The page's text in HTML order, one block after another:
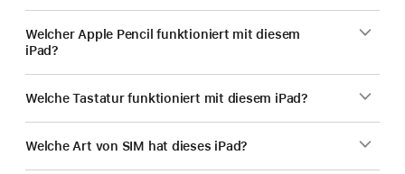
Welcher Apple Pencil funktioniert mit diesem
iPad?
Welche Tastatur funktioniert mit diesem iPad?
Welche Art von SIM hat dieses iPad?